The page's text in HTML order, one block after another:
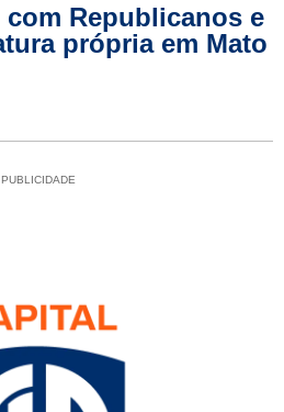
Republicanos e
própria em Mato
PUBLICIDADE